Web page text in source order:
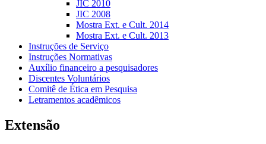
JIC 2010
JIC 2008
Mostra Ext. e Cult. 2014
Mostra Ext. e Cult. 2013
Instruções de Serviço
Instruções Normativas
Auxílio financeiro a pesquisadores
Discentes Voluntários
Comitê de Ética em Pesquisa
Letramentos acadêmicos
Extensão